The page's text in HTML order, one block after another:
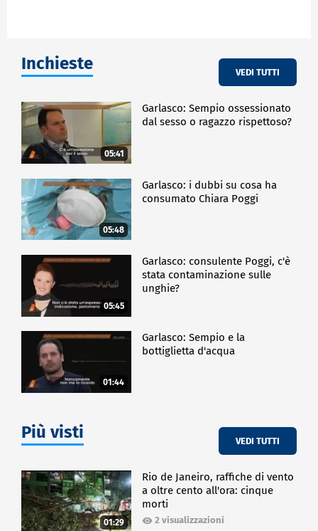
Inchieste VEDI TUTTI
05:41
Garlasco: Sempio ossessionato
dal sesso o ragazzo rispettoso?
05:48
Garlasco: i dubbi su cosa ha
consumato Chiara Poggi
05:45
Garlasco: consulente Poggi, c'è
stata contaminazione sulle
unghie?
01:44
Garlasco: Sempio e la
bottiglietta d'acqua
Più visti VEDI TUTTI
01:29
Rio de Janeiro, raffiche di vento
a oltre cento all'ora: cinque
morti
2 visualizzazioni